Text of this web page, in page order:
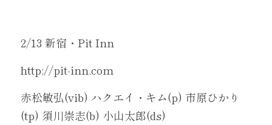
2/13 新宿・Pit Inn
http://pit-inn.com
赤松敏弘(vib) ハクエイ・キム(p) 市原ひかり
(tp) 須川崇志(b) 小山太郎(ds)